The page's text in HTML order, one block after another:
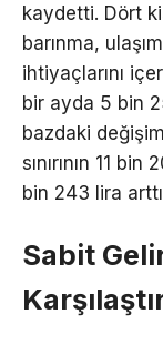
kaydetti. Dört
barınma,
ihtiyaçlarını
bir ayda 5 bin
bazdaki
sınırının 11
bin 243 lira
Sabit